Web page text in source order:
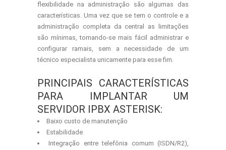
flexibilidade na administração são algumas das
características. Uma vez que se tem o controle e a
administração completa da central as limitações
são mínimas, tornando-se mais fácil administrar e
configurar ramais, sem a necessidade de um
técnico especialista unicamente para esse fim.
PRINCIPAIS CARACTERÍSTICAS
PARA IMPLANTAR UM
SERVIDOR IPBX ASTERISK:
Baixo custo de manutenção
Estabilidade
Integração entre telefônia comum (ISDN/R2),